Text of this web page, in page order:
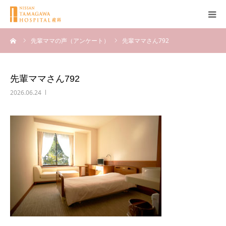
先輩ママの声（アンケート） 先輩ママさん792
先輩ママさん792
2026.06.24
産科について
無痛分娩
産後
ブログ
Q＆A